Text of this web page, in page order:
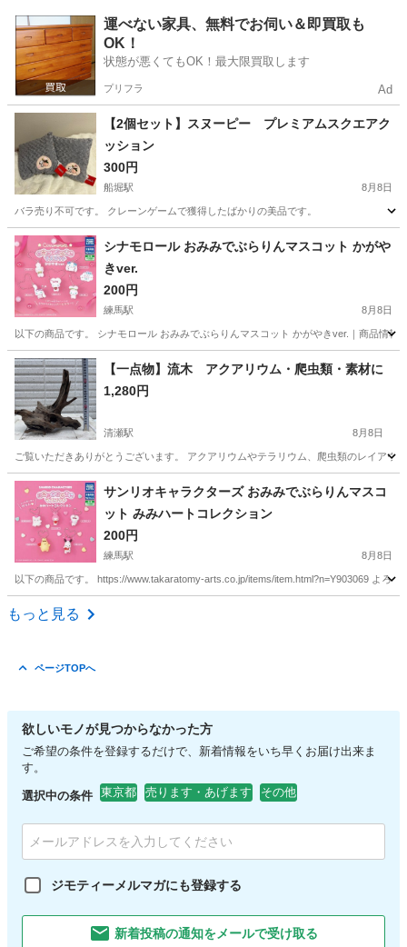
東京 江東区 東大島駅 その他
運べない家具、無料でお伺い＆即買取も
OK！
状態が悪くてもOK！最大限買取します
プリフラ Ad
【2個セット】スヌーピー プレミアムスクエアク
ッション
300円
船堀駅 8月8日
バラ売り不可です。 クレーンゲームで獲得したばかりの美品です。
東京 江戸川区 その他
シナモロール おみみでぶらりんマスコット かがや
きver.
200円
練馬駅 8月8日
以下の商品です。 シナモロール おみみでぶらりんマスコット かがやきver.｜商品情
東京 練馬区 練馬駅 その他 シナモロール
【一点物】流木 アクアリウム・爬虫類・素材に
1,280円
清瀬駅 8月8日
ご覧いただきありがとうございます。 アクアリウムやテラリウム、爬虫類のレイア
東京 清瀬市 清瀬駅 その他
サンリオキャラクターズ おみみでぶらりんマスコ
ット みみハートコレクション
200円
練馬駅 8月8日
以下の商品です。 https://www.takaratomy-arts.co.jp/items/item.html?n=Y903069 よろし
東京 練馬区
もっと見る
ページTOPへ
欲しいモノが見つからなかった方
ご希望の条件を登録するだけで、新着情報をいち早くお届け出来ま
す。
選択中の条件 東京都 売ります・あげます その他
ジモティーメルマガにも登録する
新着投稿の通知をメールで受け取る